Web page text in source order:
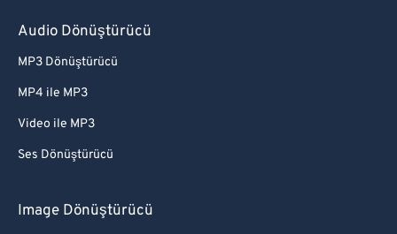
Audio Dönüştürücü
MP3 Dönüştürücü
MP4 ile MP3
Video ile MP3
Ses Dönüştürücü
Image Dönüştürücü